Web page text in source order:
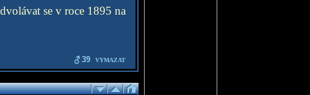
se v roce 1895 na
39 VYMAZAT